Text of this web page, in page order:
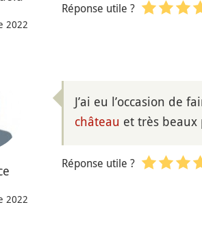
2022
Réponse utile ?
2022
J’ai eu l’occasion de
château et très beaux
Réponse utile ?